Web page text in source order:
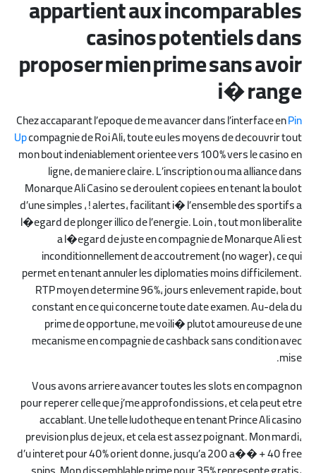
appartient aux incomparables
casinos potentiels dans
proposer mien prime sans avoir
i� range
Chez accaparant l’epoque de me avancer dans l’interface enPin
Upcompagnie de Roi Ali, toute eu les moyens de decouvrir tout
mon bout indeniablement orientee vers 100% vers le casino en
ligne, de maniere claire. L’inscription ou ma alliance dans
Monarque Ali Casino se deroulent copiees en tenant la boulot
d’une simples , ! alertes, facilitant i� l’ensemble des sportifs a
l�egard de plonger illico de l’energie. Loin , tout mon liberalite
a l�egard de juste en compagnie de Monarque Ali est
inconditionnellement de accoutrement (no wager), ce qui
permet en tenant annuler les diplomaties moins difficilement.
RTP moyen determine 96%, jours enlevement rapide, bout
constant en ce qui concerne toute date examen. Au-dela du
prime de opportune, me voili� plutot amoureuse de une
mecanisme en compagnie de cashback sans condition avec
mise.
Vous avons arriere avancer toutes les slots en compagnon
pour reperer celle que j’me approfondissions, et cela peut etre
accablant. Une telle ludotheque en tenant Prince Ali casino
prevision plus de jeux, et cela est assez poignant. Mon mardi,
d’u interet pour 40% orient donne, jusqu’a 200 a�� + 40 free